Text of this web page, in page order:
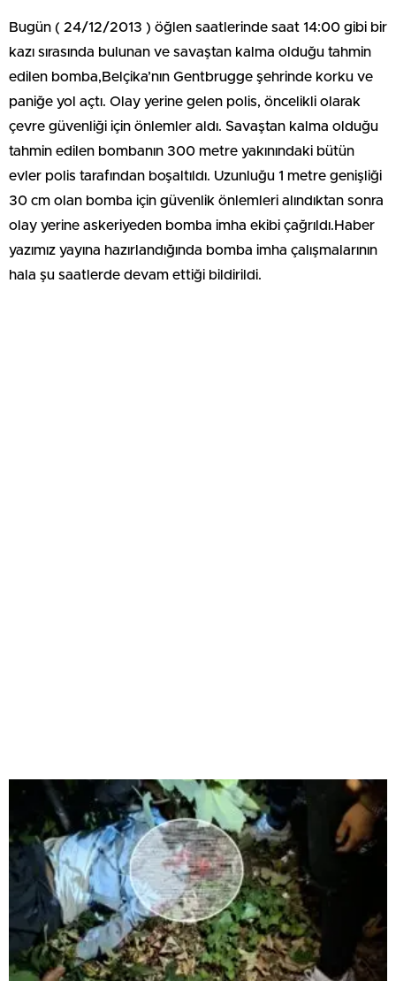
Bugün ( 24/12/2013 ) öğlen saatlerinde saat 14:00 gibi bir
kazı sırasında bulunan ve savaştan kalma olduğu tahmin
edilen bomba,Belçika’nın Gentbrugge şehrinde korku ve
paniğe yol açtı. Olay yerine gelen polis, öncelikli olarak
çevre güvenliği için önlemler aldı. Savaştan kalma olduğu
tahmin edilen bombanın 300 metre yakınındaki bütün
evler polis tarafından boşaltıldı. Uzunluğu 1 metre genişliği
30 cm olan bomba için güvenlik önlemleri alındıktan sonra
olay yerine askeriyeden bomba imha ekibi çağrıldı.Haber
yazımız yayına hazırlandığında bomba imha çalışmalarının
hala şu saatlerde devam ettiği bildirildi.